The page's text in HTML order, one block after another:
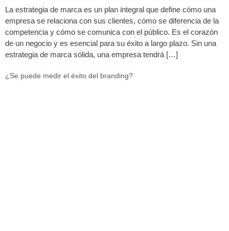
La estrategia de marca es un plan integral que define cómo una
empresa se relaciona con sus clientes, cómo se diferencia de la
competencia y cómo se comunica con el público. Es el corazón
de un negocio y es esencial para su éxito a largo plazo. Sin una
estrategia de marca sólida, una empresa tendrá […]
¿Se puede medir el éxito del branding?